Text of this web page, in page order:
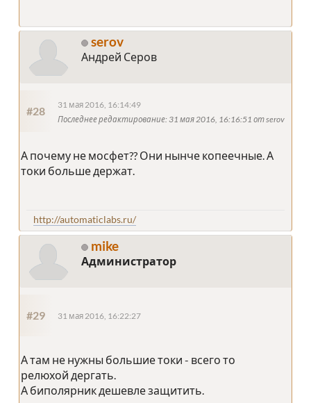
serov
Андрей Серов
#28
31 мая 2016, 16:14:49
Последнее редактирование: 31 мая 2016, 16:16:51 от serov
А почему не мосфет?? Они нынче копеечные. А
токи больше держат.
http://automaticlabs.ru/
mike
Администратор
#29 31 мая 2016, 16:22:27
А там не нужны большие токи - всего то
релюхой дергать.
А биполярник дешевле защитить.